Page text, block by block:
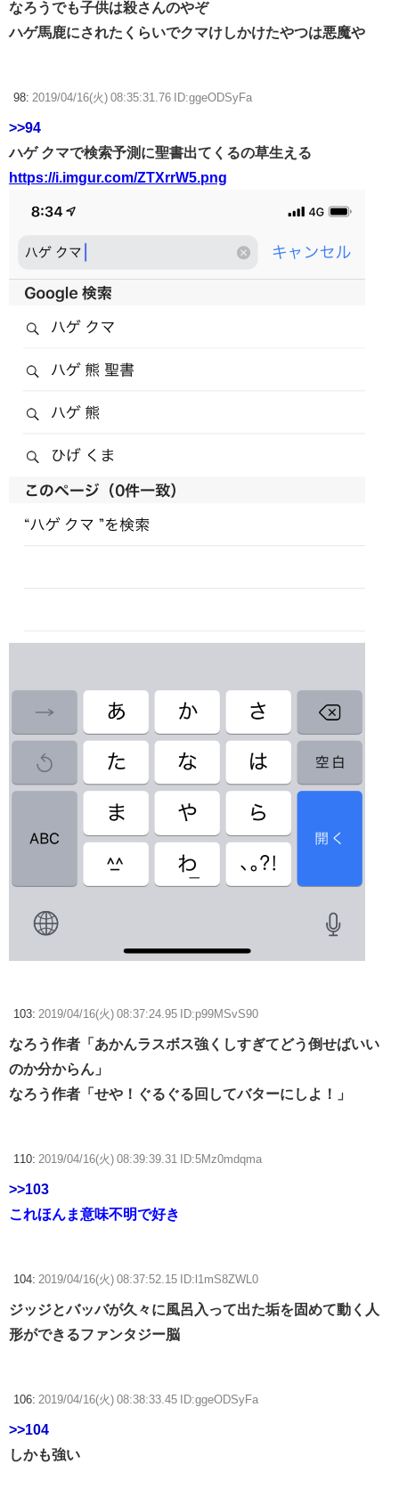
なろうでも子供は殺さんのやぞ
ハゲ馬鹿にされたくらいでクマけしかけたやつは悪魔や
98: 2019/04/16(火) 08:35:31.76 ID:ggeODSyFa
>>94
ハゲ クマで検索予測に聖書出てくるの草生える
https://i.imgur.com/ZTXrrW5.png
103: 2019/04/16(火) 08:37:24.95 ID:p99MSvS90
なろう作者「あかんラスボス強くしすぎてどう倒せばいい
のか分からん」
なろう作者「せや！ぐるぐる回してバターにしよ！」
110: 2019/04/16(火) 08:39:39.31 ID:5Mz0mdqma
>>103
これほんま意味不明で好き
104: 2019/04/16(火) 08:37:52.15 ID:l1mS8ZWL0
ジッジとバッバが久々に風呂入って出た垢を固めて動く人
形ができるファンタジー脳
106: 2019/04/16(火) 08:38:33.45 ID:ggeODSyFa
>>104
しかも強い